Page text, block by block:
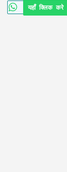
यहाँ क्लिक करे